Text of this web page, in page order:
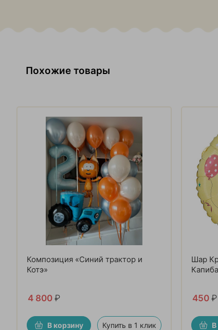
Похожие товары
Композиция «Синий трактор и
Котэ»
4 800 ₽
В корзину Купить в 1 клик
Шар
450 ₽
В